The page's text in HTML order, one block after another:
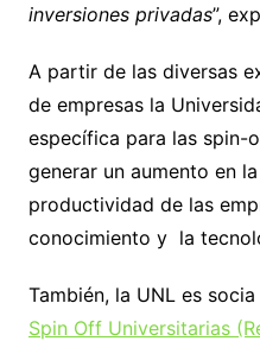
inversiones privadas”,
A partir de las diversas
de empresas la
específica para las spin-
generar un aumento en
productividad de las
conocimiento y la
También, la UNL es
Spin Off Universitarias